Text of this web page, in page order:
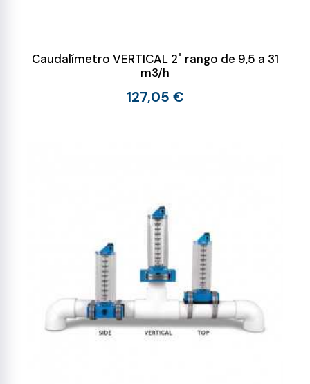
Caudalímetro VERTICAL 2" rango de 9,5 a 31
m3/h
127,05 €